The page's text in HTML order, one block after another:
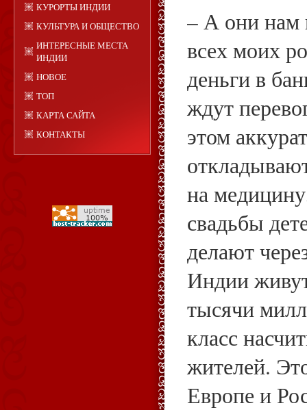
КУРОРТЫ ИНДИИ
КУЛЬТУРА И ОБЩЕСТВО
ИНТЕРЕСНЫЕ МЕСТА
ИНДИИ
НОВОЕ
ТОП
КАРТА САЙТА
КОНТАКТЫ
– А они нам
всех моих
деньги в
ждут
этом
на
свадьбы
делают
Индии
тысячи
класс
жителей.
Европе и